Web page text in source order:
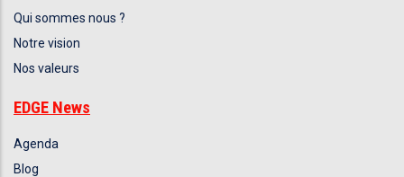
Qui sommes nous ?
Notre vision
Nos valeurs
EDGE News
Agenda
Blog